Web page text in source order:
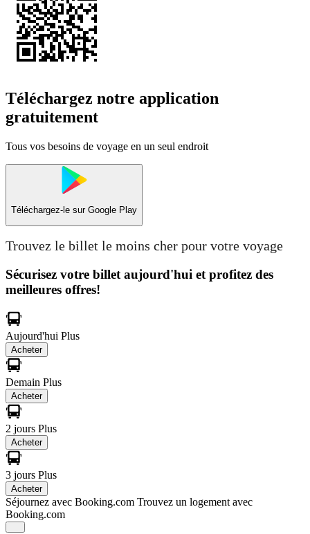
Téléchargez notre application
gratuitement
Tous vos besoins de voyage en un seul endroit
Téléchargez-le sur Google Play
Trouvez le billet le moins cher pour votre voyage
Sécurisez votre billet aujourd'hui et profitez des
meilleures offres!
Aujourd'hui Plus
Acheter
Demain Plus
Acheter
2 jours Plus
Acheter
3 jours Plus
Acheter
Séjournez avec Booking.com Trouvez un logement avec
Booking.com